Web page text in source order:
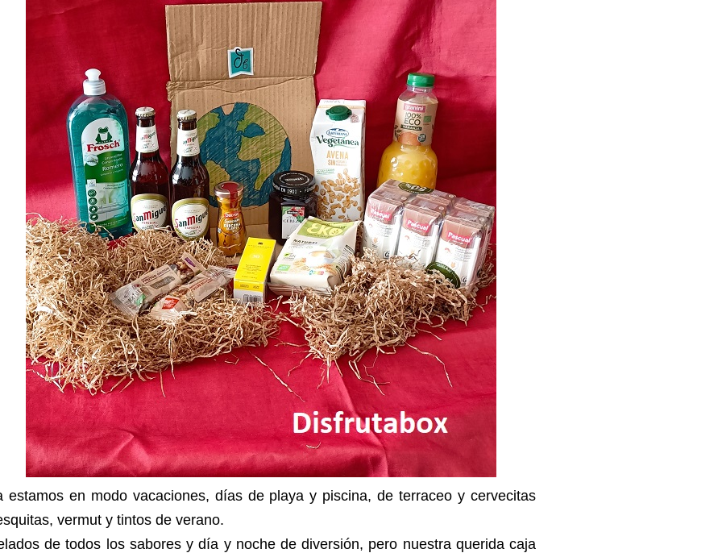
estamos en modo vacaciones, días de playa y piscina, de terraceo y cervecitas
vermut y tintos de verano.
de todos los sabores y día y noche de diversión, pero nuestra querida caja